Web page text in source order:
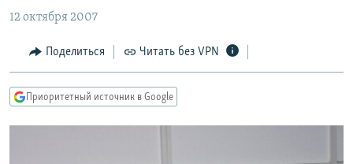
навигации
Вернутся
поиску
КУЛЬТУРА
IDEL.РЕАЛИИ
СЕВЕР.РЕАЛИИ
12 октября 2007
Поделиться Читать без VPN
Приоритетный источник в Google